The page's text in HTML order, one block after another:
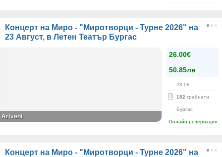
Концерт на Миро - "Миротворци - Турне 2026" на
23 Август, в Летен Театър Бургас
26.00€
50.85лв
23.08
182 грабнати
Бургас
Онлайн резервация
Artvent
Концерт на Миро - "Миротворци - Турне 2026" на